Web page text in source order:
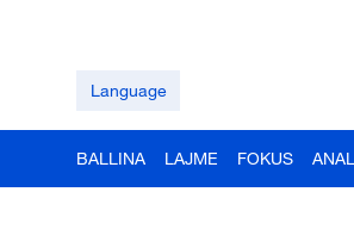
Language
BALLINA LAJME FOKUS